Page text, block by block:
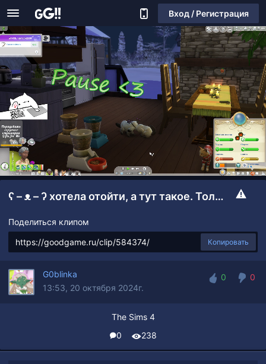
Вход / Регистрация
ʕ – ᴥ – ʔ хотела отойти, а тут такое. Только нашла кошечку
Поделиться клипом
Копировать
G0blinka
13:53, 20 октября 2024г.
0
0
The Sims 4
0
238